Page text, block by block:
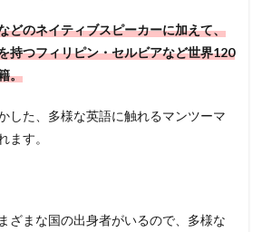
どのネイティブスピーカーに加えて、
持つフィリピン・セルビアなど世界120
。
した、多様な英語に触れるマンツーマ
ます。
ざまな国の出身者がいるので、多様な